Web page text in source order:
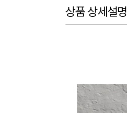
상품 상세설명